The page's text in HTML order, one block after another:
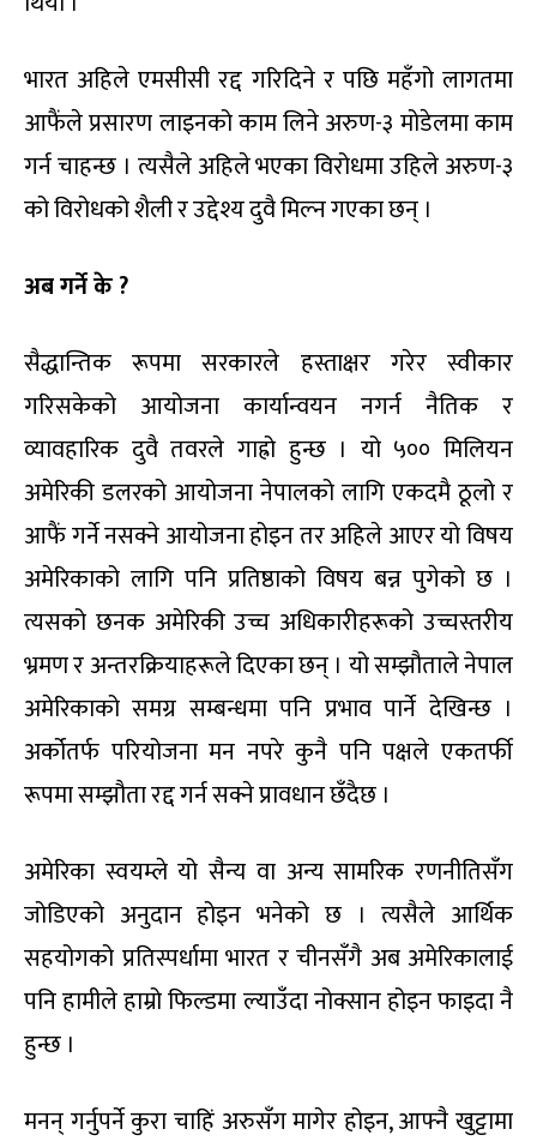
भारत अहिले एमसीसी रद्द गरिदिने र पछि महँगो लागतमा
आफैंले प्रसारण लाइनको काम लिने अरुण-३ मोडेलमा काम
गर्न चाहन्छ । त्यसैले अहिले भएका विरोधमा उहिले अरुण-३
को विरोधको शैली र उद्देश्य दुवै मिल्न गएका छन् ।
अब गर्ने के ?
सैद्धान्तिक रूपमा सरकारले हस्ताक्षर गरेर स्वीकार
गरिसकेको आयोजना कार्यान्वयन नगर्न नैतिक र
व्यावहारिक दुवै तवरले गाह्रो हुन्छ । यो ५०० मिलियन
अमेरिकी डलरको आयोजना नेपालको लागि एकदमै ठूलो र
आफैं गर्ने नसक्ने आयोजना होइन तर अहिले आएर यो विषय
अमेरिकाको लागि पनि प्रतिष्ठाको विषय बन्न पुगेको छ ।
त्यसको छनक अमेरिकी उच्च अधिकारीहरूको उच्चस्तरीय
भ्रमण र अन्तरक्रियाहरूले दिएका छन् । यो सम्झौताले नेपाल
अमेरिकाको समग्र सम्बन्धमा पनि प्रभाव पार्ने देखिन्छ ।
अर्कोतर्फ परियोजना मन नपरे कुनै पनि पक्षले एकतर्फी
रूपमा सम्झौता रद्द गर्न सक्ने प्रावधान छँदैछ ।
अमेरिका स्वयम्ले यो सैन्य वा अन्य सामरिक रणनीतिसँग
जोडिएको अनुदान होइन भनेको छ । त्यसैले आर्थिक
सहयोगको प्रतिस्पर्धामा भारत र चीनसँगै अब अमेरिकालाई
पनि हामीले हाम्रो फिल्डमा ल्याउँदा नोक्सान होइन फाइदा नै
हुन्छ ।
मनन् गर्नुपर्ने कुरा चाहिं अरुसँग मागेर होइन, आफ्नै खुट्टामा